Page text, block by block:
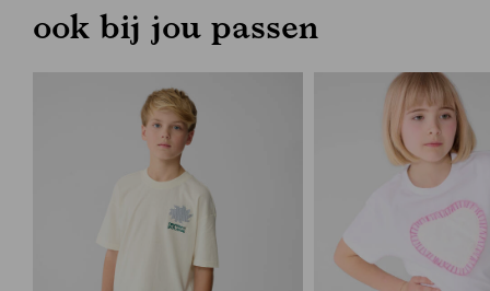
ook bij jou passen